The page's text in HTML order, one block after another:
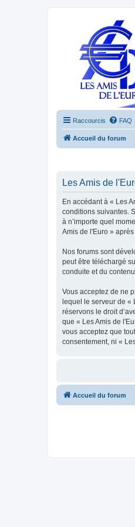
Raccourcis FAQ
Accueil du forum
Les Amis de
En accédant à « Les
conditions suivantes.
à n’importe quel
Amis de l'Euro »
Nos forums sont
peut être téléchargé
conduite et du
Vous acceptez de ne
lequel le serveur de «
réservons le droit
que « Les Amis de
vous acceptez que
consentement, ni «
Accueil du forum